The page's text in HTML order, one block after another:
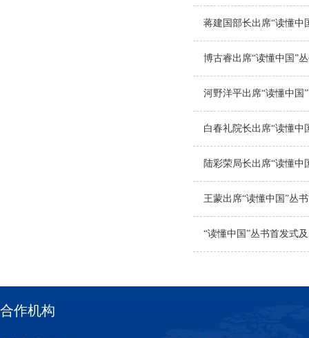
蒋建国部长出席“读懂中
博古睿出席“读懂中国”
河野洋平出席“读懂中国
白春礼院长出席“读懂中
陆彩荣局长出席“读懂
王蒙出席“读懂中国”丛
“读懂中国”丛书首发式
合作机构